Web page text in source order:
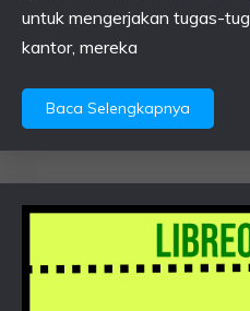
untuk mengerjakan tugas-
kantor, mereka
Baca Selengkapnya